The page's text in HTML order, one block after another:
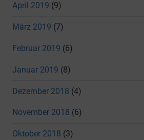
April 2019 (9)
März 2019 (7)
Februar 2019 (6)
Januar 2019 (8)
Dezember 2018 (4)
November 2018 (6)
Oktober 2018 (3)